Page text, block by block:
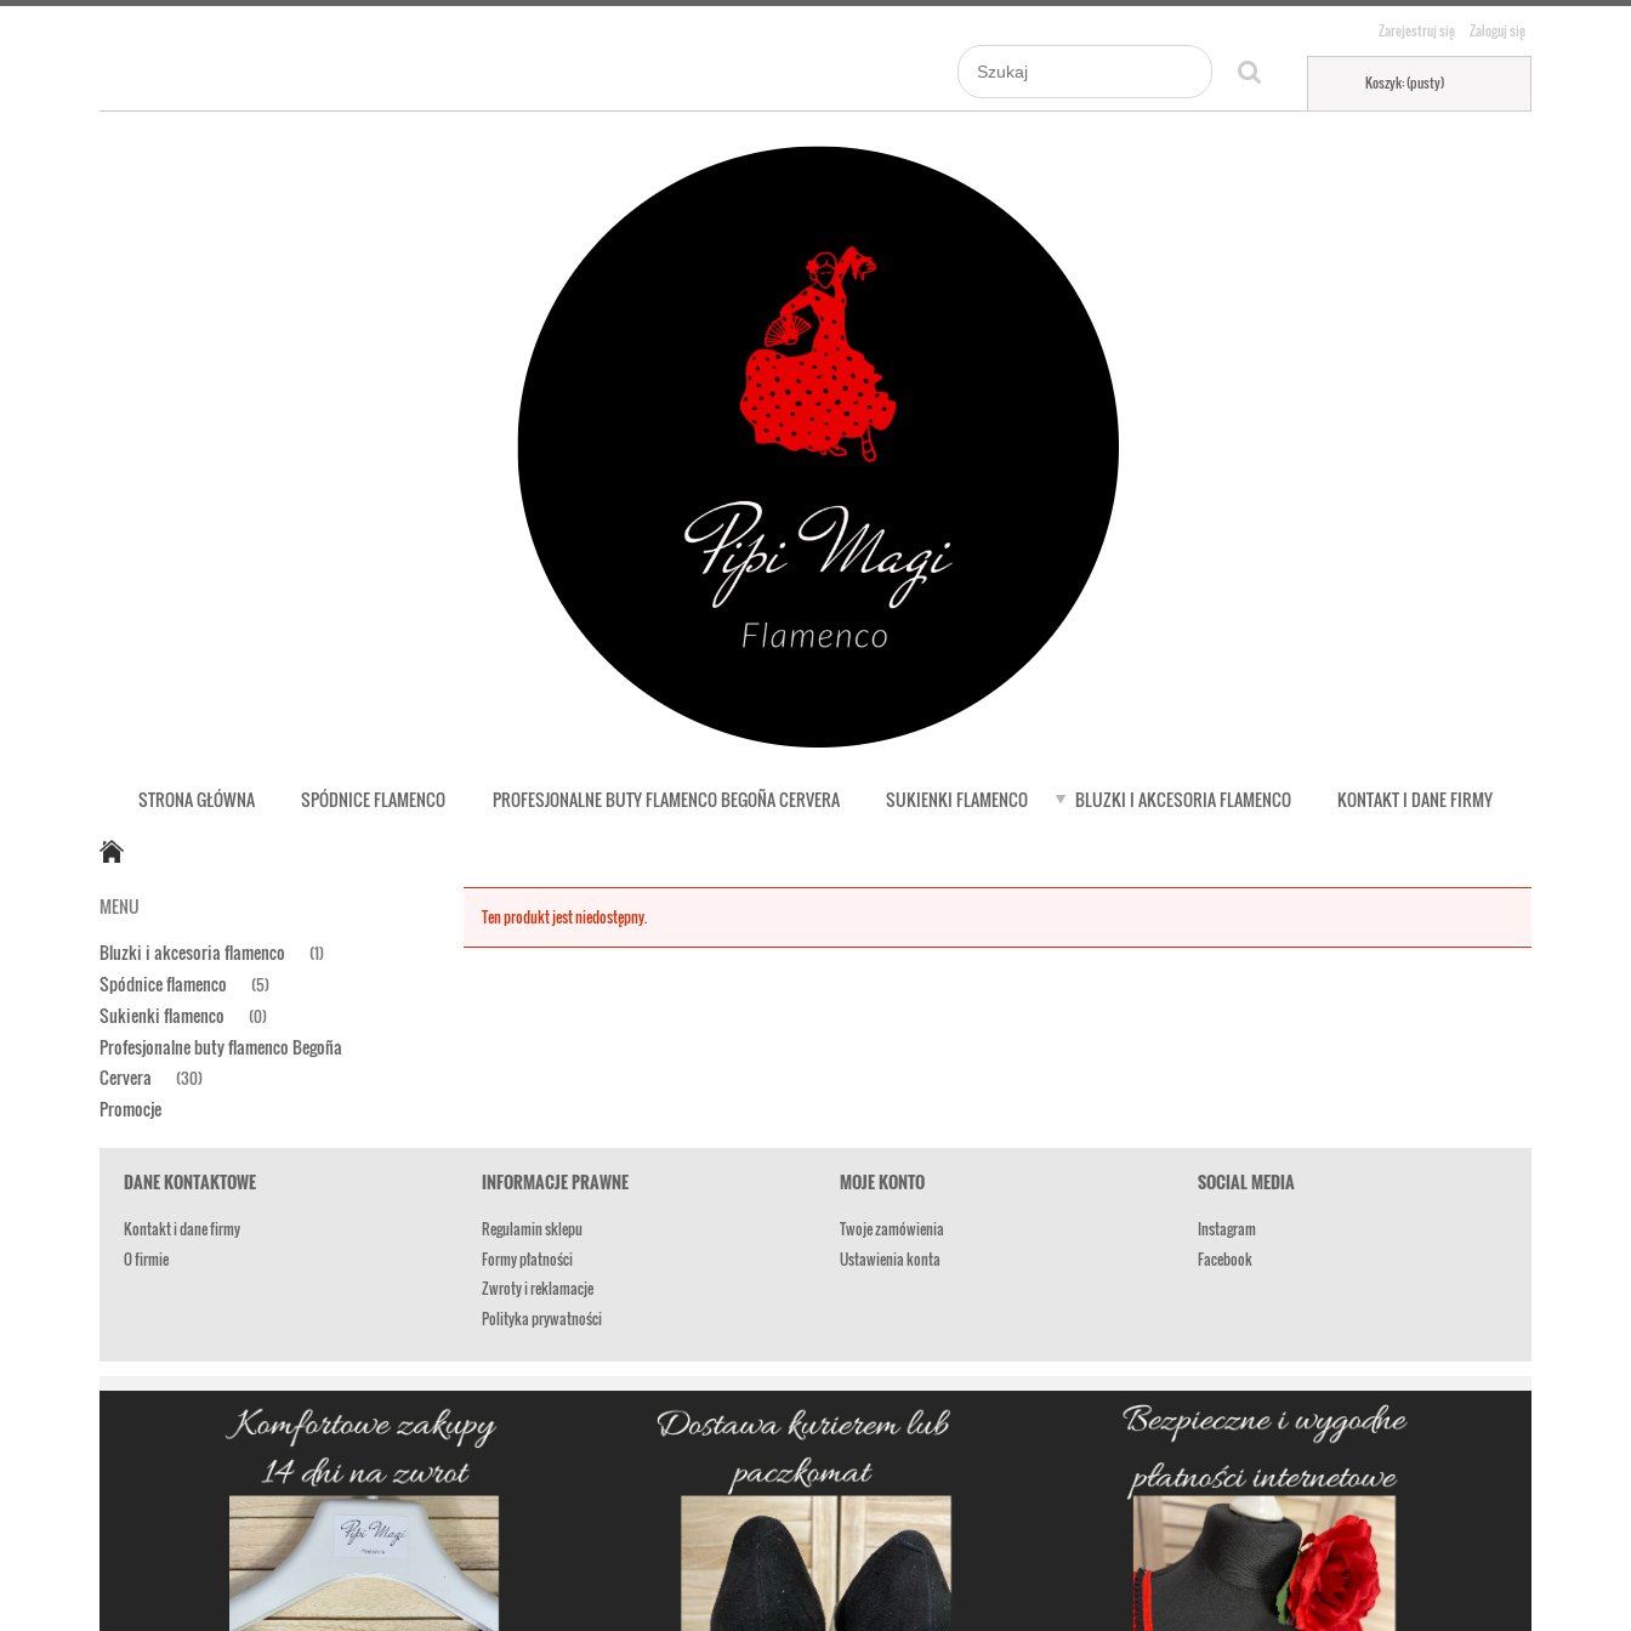
Zarejestruj się Zaloguj się
Koszyk:(pusty)
STRONA GŁÓWNA SPÓDNICE FLAMENCO PROFESJONALNE BUTY FLAMENCO BEGOÑA CERVERA SUKIENKI FLAMENCO BLUZKI I AKCESORIA FLAMENCO KONTAKT I DANE FIRMY
MENU
Bluzki i akcesoria flamenco
(1)
Spódnice flamenco (5)
Sukienki flamenco (0)
Profesjonalne buty flamenco Begoña
Cervera
(30)
Promocje
Ten produkt jest niedostępny.
DANE KONTAKTOWE
Kontakt i dane firmy
O firmie
INFORMACJE PRAWNE
Regulamin sklepu
Formy płatności
Zwroty i reklamacje
Polityka prywatności
MOJE KONTO
Twoje zamówienia
Ustawienia konta
SOCIAL MEDIA
Instagram
Facebook